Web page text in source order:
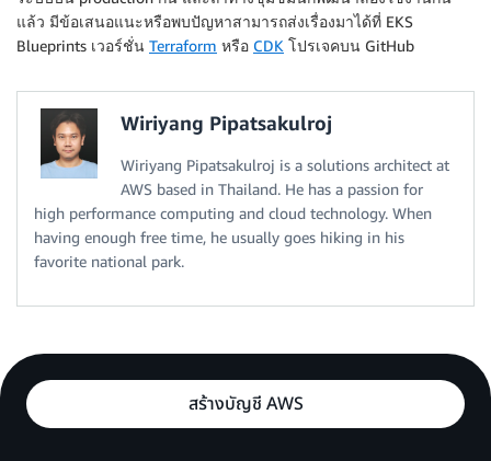
แล้ว มีข้อเสนอแนะหรือพบปัญหาสามารถส่งเรื่องมาได้ที่ EKS
Blueprints เวอร์ชั่น Terraform หรือ CDK โปรเจคบน GitHub
Wiriyang Pipatsakulroj
Wiriyang Pipatsakulroj is a solutions architect at
AWS based in Thailand. He has a passion for
high performance computing and cloud technology. When
having enough free time, he usually goes hiking in his
favorite national park.
สร้างบัญชี AWS